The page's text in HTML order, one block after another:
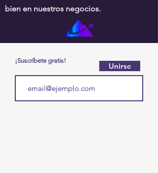
bien en nuestros negocios.
¡Suscríbete gratis!
Unirse